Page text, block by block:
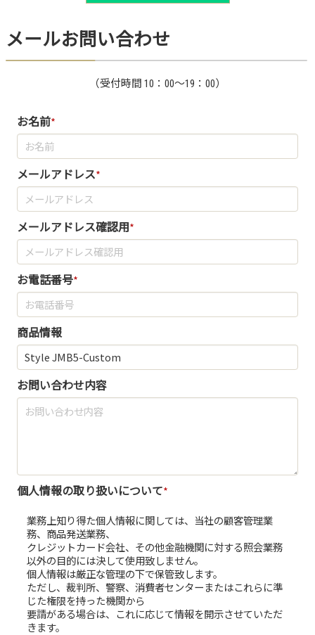
メールお問い合わせ
（受付時間 10：00～19：00）
お名前*
メールアドレス*
メールアドレス確認用*
お電話番号*
商品情報
お問い合わせ内容
個人情報の取り扱いについて*
業務上知り得た個人情報に関しては、当社の顧客管理業
務、商品発送業務、
クレジットカード会社、その他金融機関に対する照会業務
以外の目的には決して使用致しません。
個人情報は厳正な管理の下で保管致します。
ただし、裁判所、警察、消費者センターまたはこれらに準
じた権限を持った機関から
要請がある場合は、これに応じて情報を開示させていただ
きます。